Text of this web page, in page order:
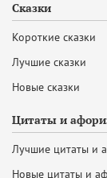
Сказки
Короткие сказки
Лучшие сказки
Новые сказки
Цитаты и
Лучшие цитаты и
Новые цитаты и